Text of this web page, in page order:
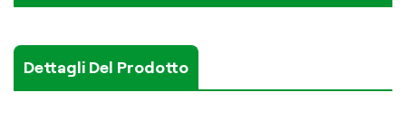
Dettagli Del Prodotto